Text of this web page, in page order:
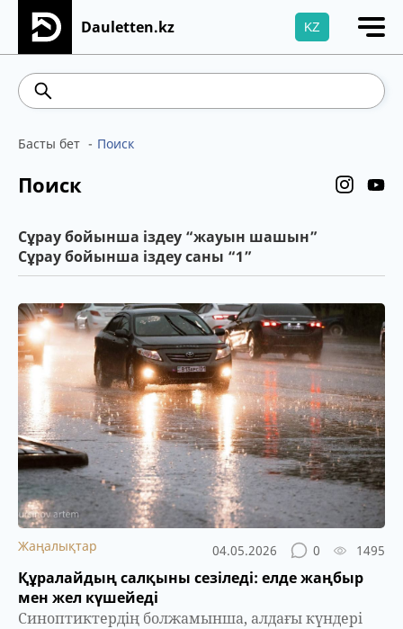
Dauletten.kz KZ
Сіздің өтінішіңіз сәтті жіберілді, Рақмет!
Басты бет Поиск
Поиск
Сұрау бойынша іздеу “жауын шашын”
Сұрау бойынша іздеу саны “1”
Жаңалықтар 04.05.2026 0 1495
Құралайдың салқыны сезіледі: елде жаңбыр
мен жел күшейеді
Синоптиктердің болжамынша, алдағы күндері